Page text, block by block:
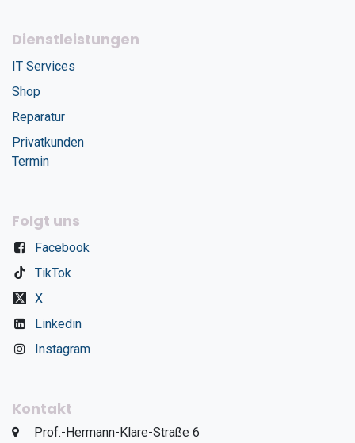
Dienstleistungen
IT Services
Shop
Reparatur
Privatkunden
Termin
Folgt uns
Facebook
TikTok
X
Linkedin
Instagram
Kontakt
​Prof.-Hermann-Klare-Straße 6